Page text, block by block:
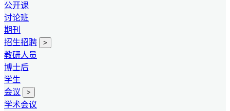
公开课
讨论班
期刊
招生招聘
>
教研人员
博士后
学生
会议
>
学术会议